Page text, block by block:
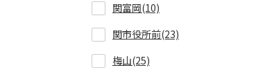
関富岡(10)
関市役所前(23)
梅山(25)